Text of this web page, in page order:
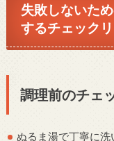
失敗しないた
するチェック
調理前のチェ
ぬるま湯で丁寧に